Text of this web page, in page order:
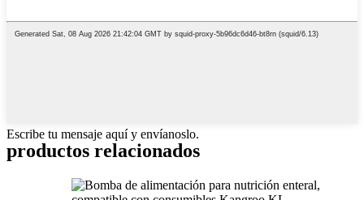
Escribe tu mensaje aquí y envíanoslo.
productos relacionados